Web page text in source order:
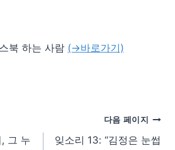
북 하는 사람 (→바로가기)
그 누
다음 페이지
잊소리 13: “김정은 눈썹